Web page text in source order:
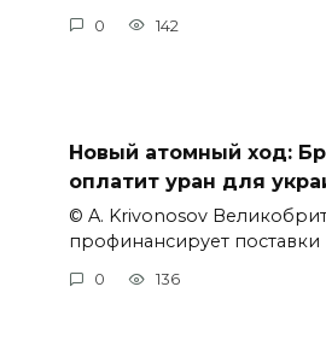
0 142
Новый атомный ход:
оплатит уран для
© A. Krivonosov
профинансирует поставки
0 136